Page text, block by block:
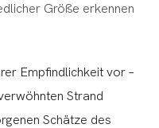
Größe erkennen
Empfindlichkeit vor –
Strand
Schätze des